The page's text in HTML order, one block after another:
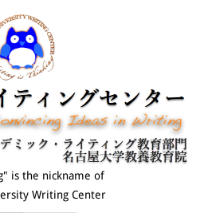
is the nickname of
Writing Center